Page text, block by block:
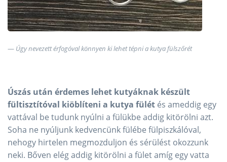
Úgy nevezett érfogóval könnyen ki lehet tépni a kutya fülszőrét
Úszás után érdemes lehet kutyáknak készült
fültisztítóval kiöblíteni a kutya fülét és ameddig egy
vattával be tudunk nyúlni a fülükbe addig kitörölni azt.
Soha ne nyúljunk kedvencünk fülébe fülpiszkálóval,
nehogy hirtelen megmozduljon és sérülést okozzunk
neki. Bőven elég addig kitörölni a fület amíg egy vatta